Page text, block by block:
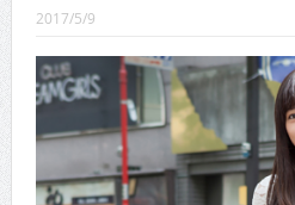
CINEMA×STYLE 289号
CINEMA×STYLE 288号
CINEMA×STYLE 287号
CINEMA×STYLE 286号
CINEMA×STYLE 285号
2017/5/9